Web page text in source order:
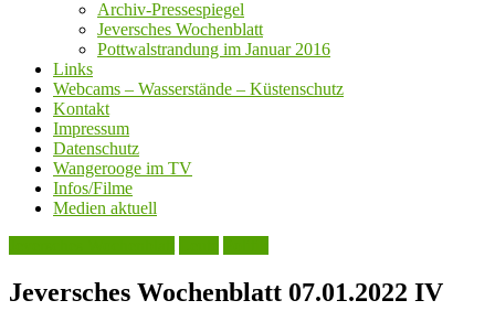
Archiv-Pressespiegel
Jeversches Wochenblatt
Pottwalstrandung im Januar 2016
Links
Webcams – Wasserstände – Küstenschutz
Kontakt
Impressum
Datenschutz
Wangerooge im TV
Infos/Filme
Medien aktuell
Jeversches Wochenblatt 07.01.2022 IV